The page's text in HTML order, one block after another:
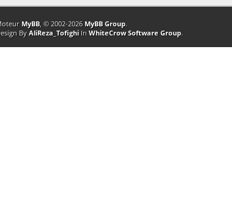
MyBB, © 2002-2026 MyBB Group.
By AliReza_TofighiIn WhiteCrow Software Group.